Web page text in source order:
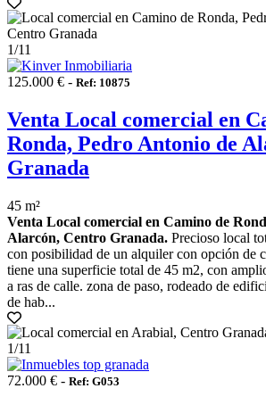
1/11
125.000 € - Ref: 10875
Venta Local comercial en
Ronda, Pedro Antonio de
Granada
45 m²
Venta Local comercial en Camino de
Alarcón, Centro Granada. Precioso local
con posibilidad de un alquiler con opción de
tiene una superficie total de 45 m2, con
a ras de calle. zona de paso, rodeado de
de hab...
1/11
72.000 € - Ref: G053